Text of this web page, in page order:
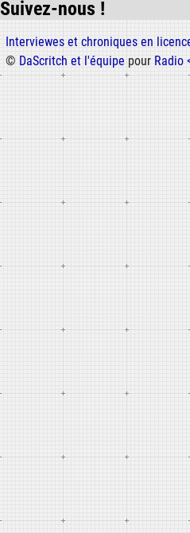
Suivez-nous !
Informations
Interviewes et chroniques en
© DaScritch et l'équipe pour Radio